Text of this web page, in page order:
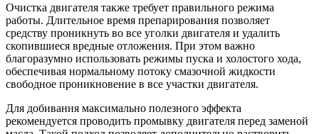
Очистка двигателя также требует правильного режима
работы. Длительное время препарирования позволяет
средству проникнуть во все уголки двигателя и удалить
скопившиеся вредные отложения. При этом важно
благоразумно использовать режимы пуска и холостого хода,
обеспечивая нормальному потоку смазочной жидкости
свободное проникновение в все участки двигателя.
Для добивания максимально полезного эффекта
рекомендуется проводить промывку двигателя перед заменой